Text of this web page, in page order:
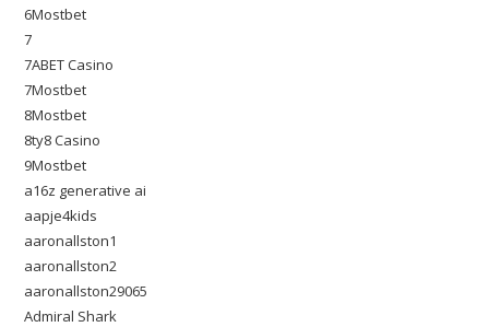
6Mostbet
7
7ABET Casino
7Mostbet
8Mostbet
8ty8 Casino
9Mostbet
a16z generative ai
aapje4kids
aaronallston1
aaronallston2
aaronallston29065
Admiral Shark